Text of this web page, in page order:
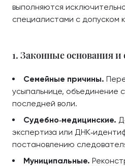
выполняются
специалистами с допуском
1. Законные основания и
Семейные причины.
усыпальнице, объединение
последней воли.
Судебно‑медицинские.
экспертиза или
постановлению
Муниципальные.